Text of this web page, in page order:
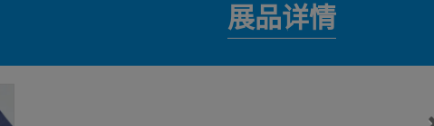
展品详情